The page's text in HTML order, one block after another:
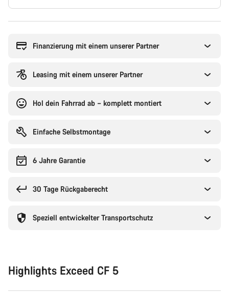
Finanzierung mit einem unserer Partner
Leasing mit einem unserer Partner
Hol dein Fahrrad ab – komplett montiert
Einfache Selbstmontage
6 Jahre Garantie
30 Tage Rückgaberecht
Speziell entwickelter Transportschutz
Highlights Exceed CF 5